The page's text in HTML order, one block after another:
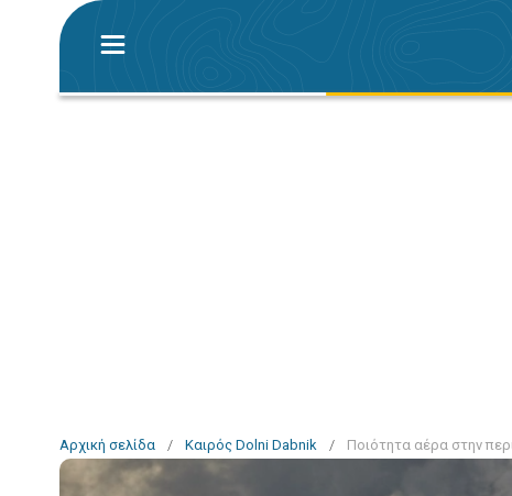
Αρχική σελίδα / Καιρός Dolni Dabnik / Ποιότητα αέρα στην